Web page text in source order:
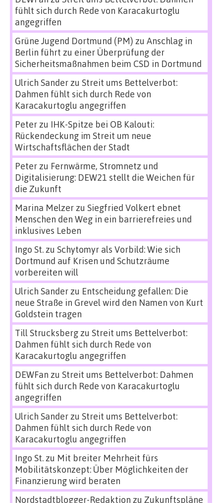
fühlt sich durch Rede von Karacakurtoglu
angegriffen
Grüne Jugend Dortmund (PM) zu Anschlag in
Berlin führt zu einer Überprüfung der
Sicherheitsmaßnahmen beim CSD in Dortmund
Ulrich Sanderzu Streit ums Bettelverbot:
Dahmen fühlt sich durch Rede von
Karacakurtoglu angegriffen
Peterzu IHK-Spitze bei OB Kalouti:
Rückendeckung im Streit um neue
Wirtschaftsflächen der Stadt
Peterzu Fernwärme, Stromnetz und
Digitalisierung: DEW21 stellt die Weichen für
die Zukunft
Marina Melzerzu Siegfried Volkert ebnet
Menschen den Weg in ein barrierefreies und
inklusives Leben
Ingo St.zu Schytomyr als Vorbild: Wie sich
Dortmund auf Krisen und Schutzräume
vorbereiten will
Ulrich Sanderzu Entscheidung gefallen: Die
neue Straße in Grevel wird den Namen von Kurt
Goldstein tragen
Till Strucksbergzu Streit ums Bettelverbot:
Dahmen fühlt sich durch Rede von
Karacakurtoglu angegriffen
DEWFan zu Streit ums Bettelverbot: Dahmen
fühlt sich durch Rede von Karacakurtoglu
angegriffen
Ulrich Sanderzu Streit ums Bettelverbot:
Dahmen fühlt sich durch Rede von
Karacakurtoglu angegriffen
Ingo St.zu Mit breiter Mehrheit fürs
Mobilitätskonzept: Über Möglichkeiten der
Finanzierung wird beraten
Nordstadtblogger-Redaktion zu Zukunftspläne